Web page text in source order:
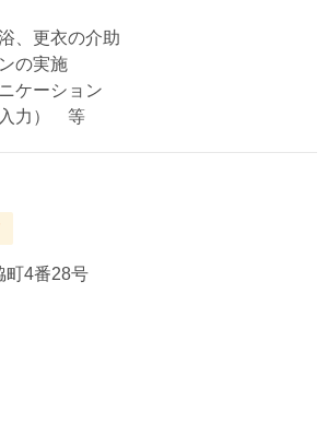
、更衣の介助
の実施
ケーション
入力） 等
町4番28号